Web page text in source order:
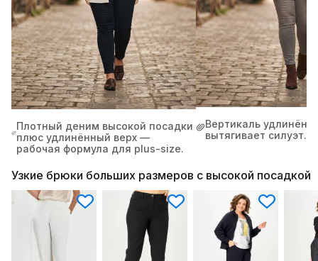
Плотный деним высокой посадки
плюс удлинённый верх —
рабочая формула для plus-size.
Вертикаль
вытягивает силуэт.
Узкие брюки больших размеров с высокой посадкой